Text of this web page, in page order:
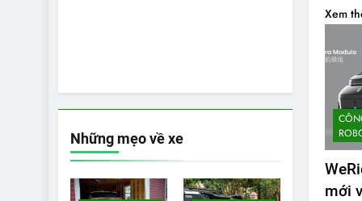
Những mẹo về xe
Xem
mới